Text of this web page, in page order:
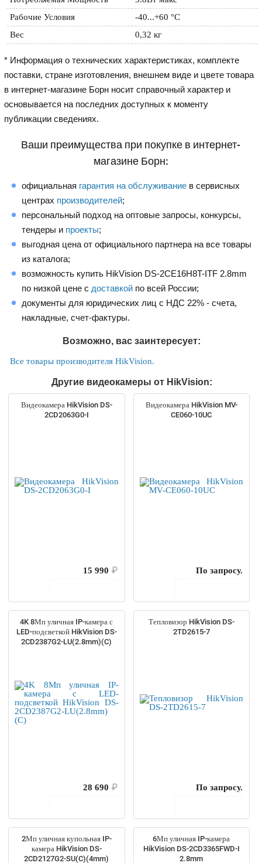
Рабочие Условия
-40...+60 °C
Вес
0,32 кг
* Информация о технических характеристиках, комплекте
поставки, стране изготовления, внешнем виде и цвете товара
в интернет-магазине Борн носит справочный характер и
основывается на последних доступных к моменту
публикации сведениях.
Ваши преимущества при покупке в интернет-
магазине Борн:
официальная гарантия на обслуживание в сервисных
центрах производителей;
персональный подход на оптовые запросы, конкурсы,
тендеры и проекты;
выгодная цена от официального партнера на все товары
из каталога;
возможность купить HikVision DS-2CE16H8T-ITF 2.8mm
по низкой цене с доставкой по всей России;
документы для юридических лиц с НДС 22% - счета,
накладные, счет-фактуры.
Возможно, вас заинтересует:
Все товары производителя HikVision.
Другие видеокамеры от HikVision:
Видеокамера HikVision DS-
2CD2063G0-I
15 990 ₽
Видеокамера HikVision MV-
CE060-10UC
По запросу.
4K 8Мп уличная IP-камера с
LED-подсветкой HikVision DS-
2CD2387G2-LU(2.8mm)(C)
28 690 ₽
Тепловизор HikVision DS-
2TD2615-7
По запросу.
2Мп уличная купольная IP-
камера HikVision DS-
2CD2127G2-SU(C)(4mm)
6Мп уличная IP-камера
HikVision DS-2CD3365FWD-I
2.8mm